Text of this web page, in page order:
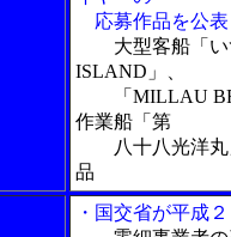
応募作品を公表
大型客船「
ISLAND」、
「MILLAU
作業船「第
八十八光洋丸
品
・国交省が平成